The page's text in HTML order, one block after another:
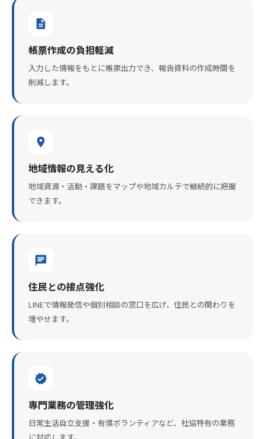
description
帳票作成の負担軽減
入力した情報をもとに帳票出力でき、報告資料の作成時間を
削減します。
place
地域情報の見える化
地域資源・活動・課題をマップや地域カルテで継続的に把握
できます。
chat
住民との接点強化
LINEで情報発信や個別相談の窓口を広げ、住民との関わりを
増やせます。
verified
専門業務の管理強化
日常生活自立支援・有償ボランティアなど、社協特有の業務